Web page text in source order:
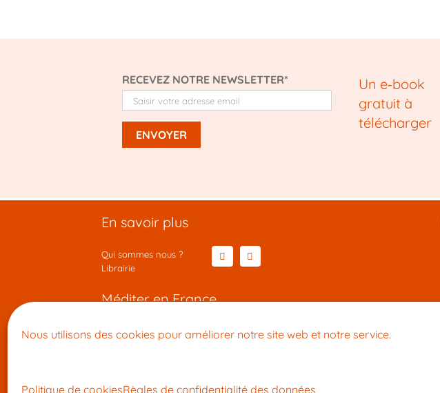
Nous utilisons des cookies pour améliorer notre site web et notre service.
Politique de cookiesRègles de confidentialité des données
RECEVEZ NOTRE NEWSLETTER*
Un e‑book
gratuit à
télécharger
En savoir plus
Qui sommes nous ?
Librairie
Méditer en France
•Le Mans•Nantes•Lyon•Toulouse
Apprendre à méditer